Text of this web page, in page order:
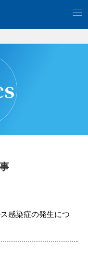
感染症の発生につ